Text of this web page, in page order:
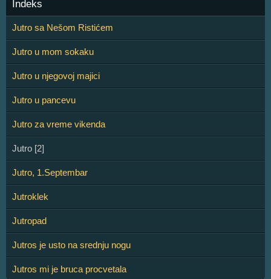
Indeks
Jutro sa Nešom Ristićem
Jutro u mom sokaku
Jutro u njegovoj majici
Jutro u pancevu
Jutro za vreme vikenda
Jutro [2]
Jutro, 1.Septembar
Jutroklek
Jutropad
Jutros je usto na srednju nogu
Jutros mi je bruca procvetala